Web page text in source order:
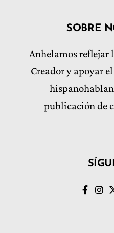
SOBRE
Anhelamos reflejar
Creador y apoyar
publicación de